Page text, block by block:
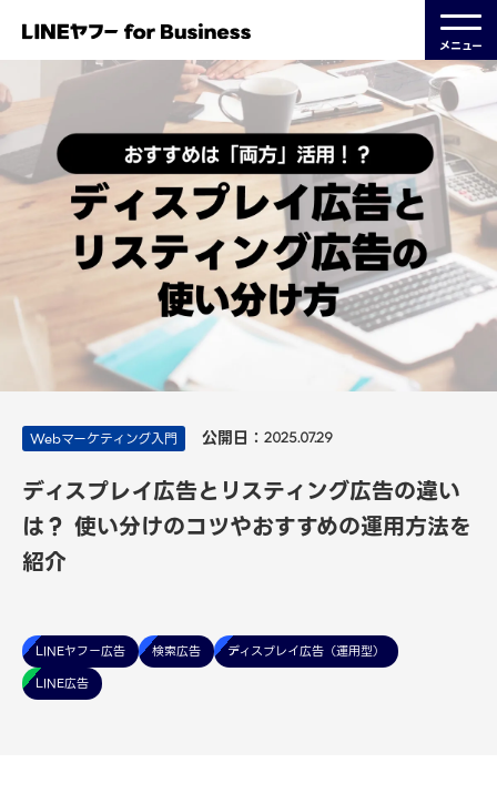
メニュー
Webマーケティング入門 公開日： 2025.07.29
ディスプレイ広告とリスティング広告の違い
は？ 使い分けのコツやおすすめの運用方法を
紹介
LINEヤフー広告 検索広告
ディスプレイ広告（運用型）
LINE広告